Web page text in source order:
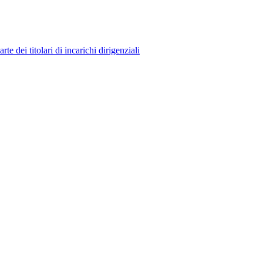
dei titolari di incarichi dirigenziali